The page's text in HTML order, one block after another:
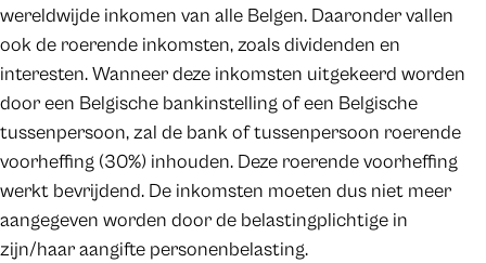
wereldwijde inkomen van alle Belgen. Daaronder vallen
ook de roerende inkomsten, zoals dividenden en
interesten. Wanneer deze inkomsten uitgekeerd worden
door een Belgische bankinstelling of een Belgische
tussenpersoon, zal de bank of tussenpersoon roerende
voorheffing (30%) inhouden. Deze roerende voorheffing
werkt bevrijdend. De inkomsten moeten dus niet meer
aangegeven worden door de belastingplichtige in
zijn/haar aangifte personenbelasting.